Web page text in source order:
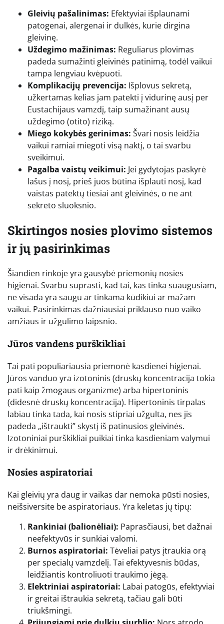
Gleivių pašalinimas: Efektyviai išplaunami
patogenai, alergenai ir dulkės, kurie dirgina
gleivinę.
Uždegimo mažinimas: Reguliarus plovimas
padeda sumažinti gleivinės patinimą, todėl vaikui
tampa lengviau kvėpuoti.
Komplikacijų prevencija: Išplovus sekretą,
užkertamas kelias jam patekti į vidurinę ausį per
Eustachijaus vamzdį, taip sumažinant ausų
uždegimo (otito) riziką.
Miego kokybės gerinimas: Švari nosis leidžia
vaikui ramiai miegoti visą naktį, o tai svarbu
sveikimui.
Pagalba vaistų veikimui: Jei gydytojas paskyrė
lašus į nosį, prieš juos būtina išplauti nosį, kad
vaistas patektų tiesiai ant gleivinės, o ne ant
sekreto sluoksnio.
Skirtingos nosies plovimo sistemos
ir jų pasirinkimas
Šiandien rinkoje yra gausybė priemonių nosies
higienai. Svarbu suprasti, kad tai, kas tinka suaugusiam,
ne visada yra saugu ar tinkama kūdikiui ar mažam
vaikui. Pasirinkimas dažniausiai priklauso nuo vaiko
amžiaus ir užgulimo laipsnio.
Jūros vandens purškikliai
Tai pati populiariausia priemonė kasdienei higienai.
Jūros vanduo yra izotoninis (druskų koncentracija tokia
pati kaip žmogaus organizme) arba hipertoninis
(didesnė druskų koncentracija). Hipertoninis tirpalas
labiau tinka tada, kai nosis stipriai užgulta, nes jis
padeda „ištraukti” skystį iš patinusios gleivinės.
Izotoniniai purškikliai puikiai tinka kasdieniam valymui
ir drėkinimui.
Nosies aspiratoriai
Kai gleivių yra daug ir vaikas dar nemoka pūsti nosies,
neišsiversite be aspiratoriaus. Yra keletas jų tipų:
Rankiniai (balionėliai): Paprasčiausi, bet dažnai
neefektyvūs ir sunkiai valomi.
Burnos aspiratoriai: Tėveliai patys įtraukia orą
per specialų vamzdelį. Tai efektyvesnis būdas,
leidžiantis kontroliuoti traukimo jėgą.
Elektriniai aspiratoriai: Labai patogūs, efektyviai
ir greitai ištraukia sekretą, tačiau gali būti
triukšmingi.